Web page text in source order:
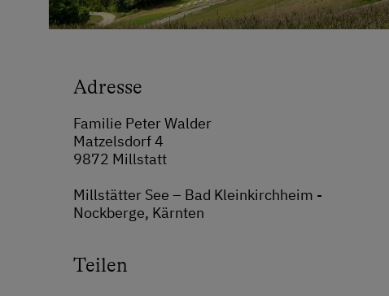
Adresse
Familie Peter Walder
Matzelsdorf 4
9872 Millstatt
Millstätter See – Bad Kleinkirchheim -
Nockberge, Kärnten
Teilen